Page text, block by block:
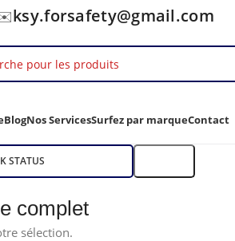
ksy.forsafety@gmail.com
BlogNos ServicesSurfez par marqueContact
STATUS
complet
sélection.